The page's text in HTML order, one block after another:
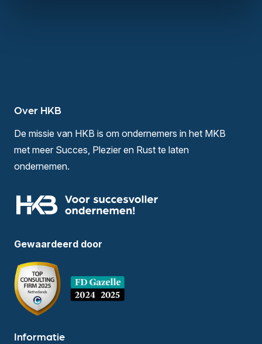
Over HKB
De missie van HKB is om ondernemers in het MKB
met meer Succes, Plezier en Rust te laten
ondernemen.
Gewaardeerd door
Informatie